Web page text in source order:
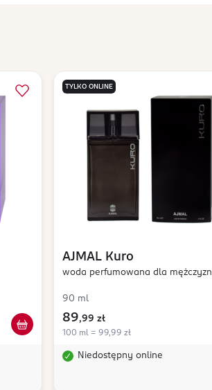
TYLKO ONLINE
AJMAL Kuro
woda perfumowana dla mężczyzn
90 ml
89,99 zł
100 ml = 99,99 zł
Niedostępny online